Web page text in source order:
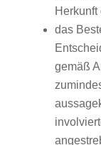
Herkunft
das
gemäß